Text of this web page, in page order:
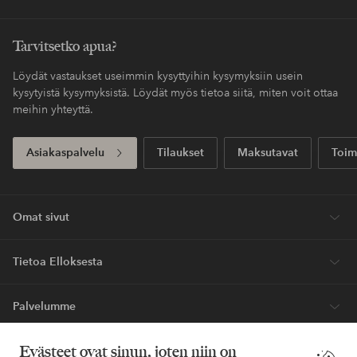
Evästeet ovat sinun, joten niin on
Maksa myöhemmin
Express
Saat pakettisi tavallista nopeammalla
toimituksella
Ensiostoksesi? Saat kalleimmasta tuotteesta –
Uutuuksia viikoittain, eksklusiivisia tarjouksia ja suuri annos tyyli-